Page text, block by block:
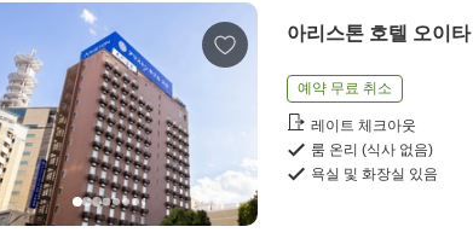
아리스톤 호텔 오이타
예약 무료 취소
레이트 체크아웃
룸 온리 (식사 없음)
욕실 및 화장실 있음